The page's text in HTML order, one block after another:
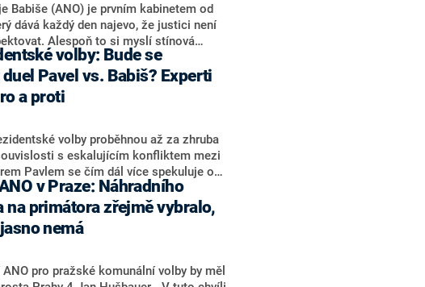
kohokoliv ze zmíněné trojice
Podle něj současná koalice dosud
která by Pavlovi mohla konkurovat.
Babiše (ANO) je prvním kabinetem od
dává každý den najevo, že justici není
Alespoň to si myslí stínová
ODS Eva Decroix. V
CNN Prima NEWS si nebrala servítky
výkonu svého nástupce Jeronýma
či vládní zmocněnkyně pro lidská
(ANO). Označením „svoloč“ na
prý byla ještě hodná. Decroix se také
porážce koalice Spolu či promluvila o
Martina Kuby.
Pavel vs. Babiš? Experti
a proti
volby proběhnou až za zhruba
s eskalujícím konfliktem mezi
Pavlem se čím dál více spekuluje o
do bitvy o Hrad mohla vyslat současná
političtí komentátoři znovu vytahují
Andreje Babiše (ANO). Jak moc je
že se v prezidentských volbách 2028
souboj z roku 2023?
v Praze: Náhradního
na primátora zřejmě vybralo,
nemá
pro pražské komunální volby by měl